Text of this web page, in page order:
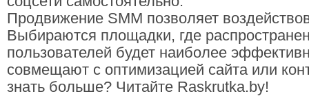
Продвижение SMM позволяет
Выбираются площадки, где
пользователей будет наиболее
совмещают с оптимизацией сайта или
знать больше? Читайте Raskrutka.by!